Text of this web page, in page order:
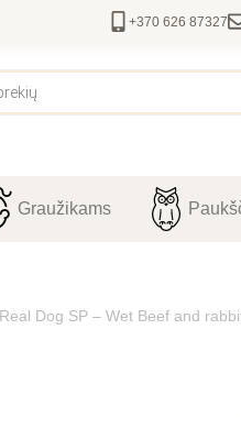
+370 626 87327
Graužikams
Real Dog SP – Wet Beef and